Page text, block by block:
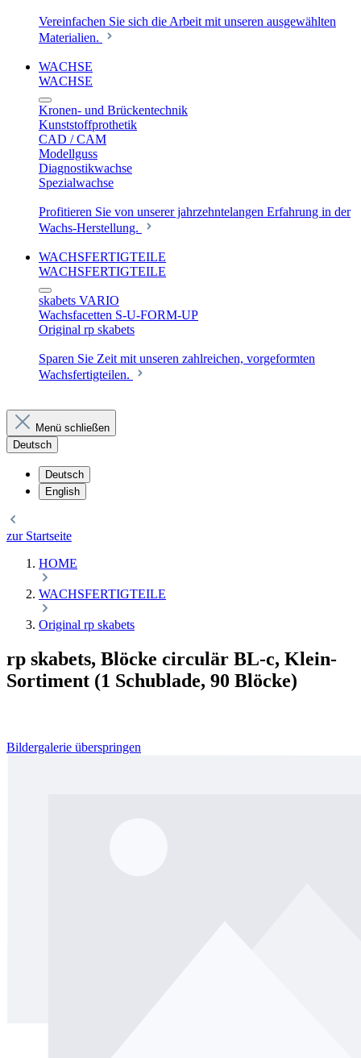
Vereinfachen Sie sich die Arbeit mit unseren ausgewählten
Materialien.
WACHSE
WACHSE
Kronen- und Brückentechnik
Kunststoffprothetik
CAD / CAM
Modellguss
Diagnostikwachse
Spezialwachse
Profitieren Sie von unserer jahrzehntelangen Erfahrung in der
Wachs-Herstellung.
WACHSFERTIGTEILE
WACHSFERTIGTEILE
skabets VARIO
Wachsfacetten S-U-FORM-UP
Original rp skabets
Sparen Sie Zeit mit unseren zahlreichen, vorgeformten
Wachsfertigteilen.
Menü schließen
Deutsch
Deutsch
English
zur Startseite
HOME
WACHSFERTIGTEILE
Original rp skabets
rp skabets, Blöcke circulär BL-c, Klein-
Sortiment (1 Schublade, 90 Blöcke)
Bildergalerie überspringen